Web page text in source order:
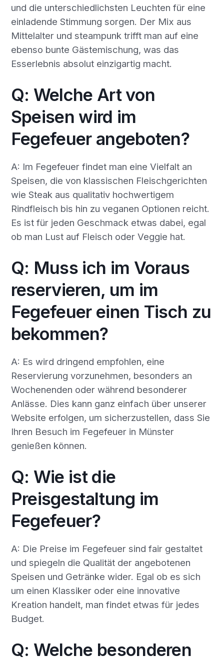
und die unterschiedlichsten Leuchten für eine
einladende Stimmung sorgen. Der Mix aus
Mittelalter und steampunk trifft man auf eine
ebenso bunte Gästemischung, was das
Esserlebnis absolut einzigartig macht.
Q: Welche Art von
Speisen wird im
Fegefeuer angeboten?
A: Im Fegefeuer findet man eine Vielfalt an
Speisen, die von klassischen Fleischgerichten
wie Steak aus qualitativ hochwertigem
Rindfleisch bis hin zu veganen Optionen reicht.
Es ist für jeden Geschmack etwas dabei, egal
ob man Lust auf Fleisch oder Veggie hat.
Q: Muss ich im Voraus
reservieren, um im
Fegefeuer einen Tisch zu
bekommen?
A: Es wird dringend empfohlen, eine
Reservierung vorzunehmen, besonders an
Wochenenden oder während besonderer
Anlässe. Dies kann ganz einfach über unserer
Website erfolgen, um sicherzustellen, dass Sie
Ihren Besuch im Fegefeuer in Münster
genießen können.
Q: Wie ist die
Preisgestaltung im
Fegefeuer?
A: Die Preise im Fegefeuer sind fair gestaltet
und spiegeln die Qualität der angebotenen
Speisen und Getränke wider. Egal ob es sich
um einen Klassiker oder eine innovative
Kreation handelt, man findet etwas für jedes
Budget.
Q: Welche besonderen